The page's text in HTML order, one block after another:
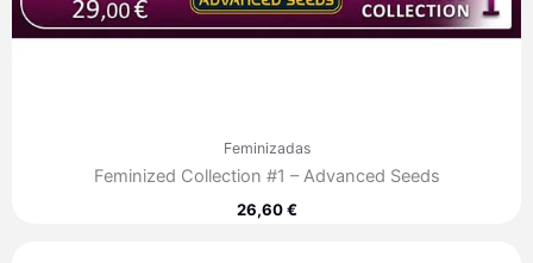
Feminizadas
Feminized Collection #1 – Advanced Seeds
26,60€